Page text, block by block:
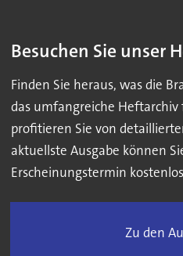
Besuchen Sie unser
Finden Sie heraus, was die
das umfangreiche Heftarchiv
profitieren Sie von
aktuellste Ausgabe können
Erscheinungstermin
Zu den